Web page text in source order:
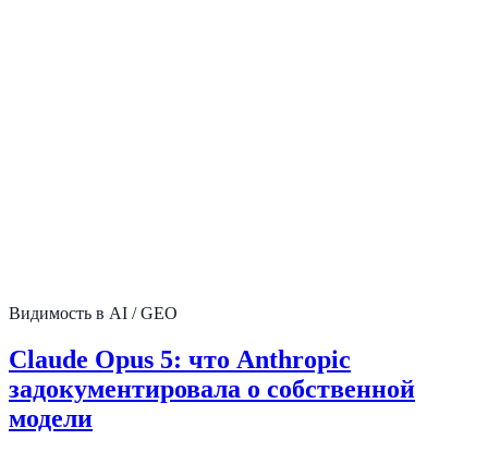
Видимость в AI / GEO
Claude Opus 5: что Anthropic
задокументировала о собственной
модели